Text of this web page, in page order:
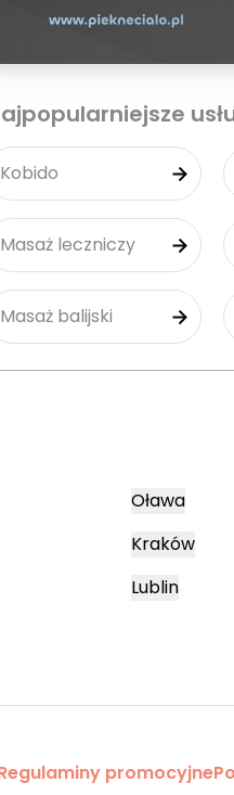
Kobido
Masaż leczniczy
Masaż balijski
Oława
Kraków
Lublin
promocyjne